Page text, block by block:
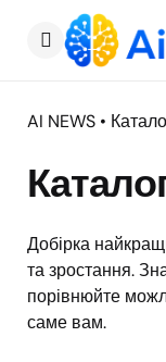
Меню
AI NEWS •
Добірка
та зростання.
порівнюйте
саме вам.